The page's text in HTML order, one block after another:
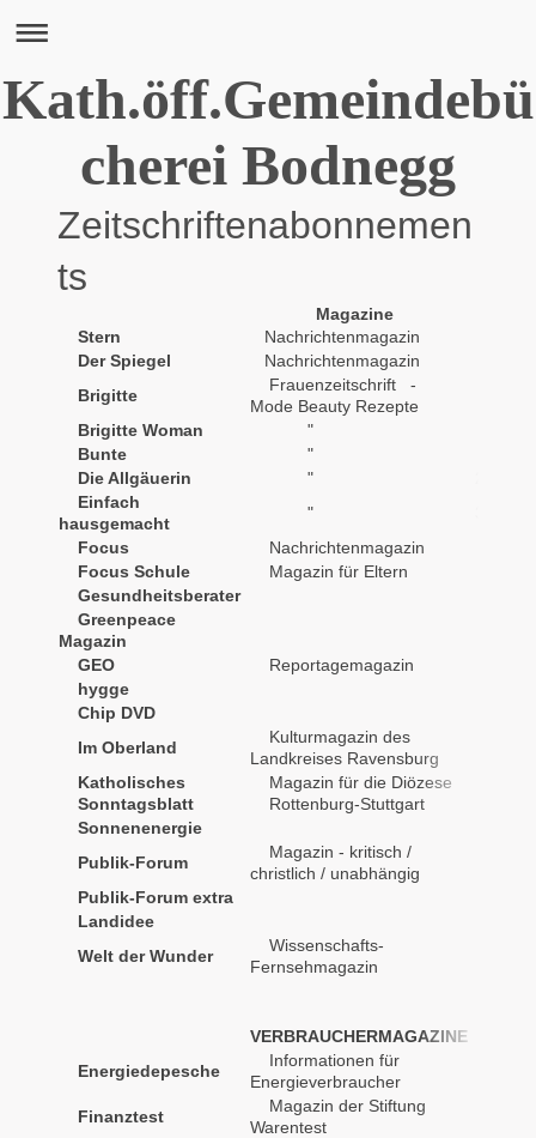
Kath.öff.Gemeindebü
cherei Bodnegg
Zeitschriftenabonnemen
ts
Magazine
Stern
Nachrichtenmagazin
Der Spiegel
Nachrichtenmagazin
Brigitte
Frauenzeitschrift -
Mode Beauty Rezepte
Brigitte Woman
"
Bunte
"
Die Allgäuerin
"
Einfach
hausgemacht
"
Focus
Nachrichtenmagazin
Focus Schule
Magazin für Eltern
Gesundheitsberater
Greenpeace
Magazin
GEO
Reportagemagazin
hygge
Chip DVD
Im Oberland
Kulturmagazin des
Landkreises Ravensburg
Katholisches
Sonntagsblatt
Magazin für die Diözese
Rottenburg-Stuttgart
Sonnenenergie
Publik-Forum
Magazin - kritisch /
christlich / unabhängig
Publik-Forum extra
Landidee
Welt der Wunder
Wissenschafts-
Fernsehmagazin
VERBRAUCHERMAGAZINE
Energiedepesche
Informationen für
Energieverbraucher
Finanztest
Magazin der Stiftung
Warentest